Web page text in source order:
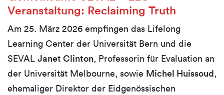
Veranstaltung: Reclaiming Truth
Am 25. März 2026 empfingen das Lifelong
Learning Center der Universität Bern und die
SEVAL Janet Clinton, Professorin für Evaluation an
der Universität Melbourne, sowie Michel Huissoud,
ehemaliger Direktor der Eidgenössischen